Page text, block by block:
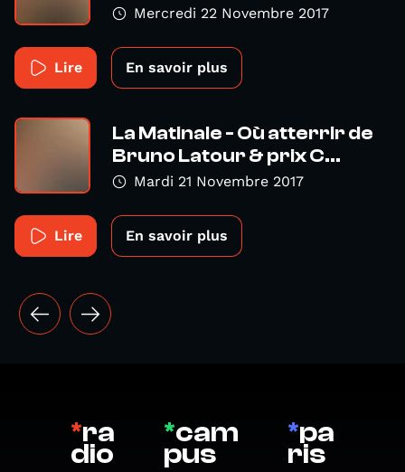
Mercredi 22 Novembre 2017
Lire En savoir plus
La Matinale - Où atterrir de
Bruno Latour & prix C...
Mardi 21 Novembre 2017
Lire En savoir plus
*ra
dio
*cam
pus
*pa
ris